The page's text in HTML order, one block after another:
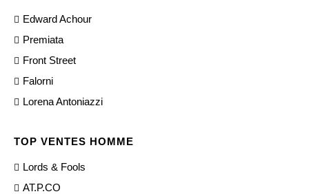
Edward Achour
Premiata
Front Street
Falorni
Lorena Antoniazzi
TOP VENTES HOMME
Lords & Fools
AT.P.CO